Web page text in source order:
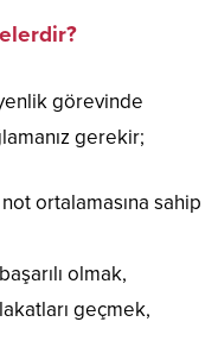
görevinde
gerekir;
ortalamasına sahip
olmak,
geçmek,